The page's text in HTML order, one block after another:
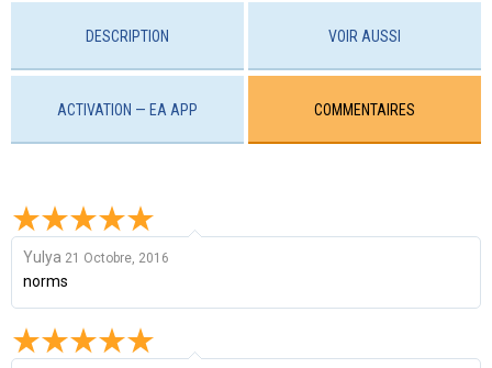
DESCRIPTION VOIR AUSSI
ACTIVATION — EA APP COMMENTAIRES
Yulya 21 Octobre, 2016
norms